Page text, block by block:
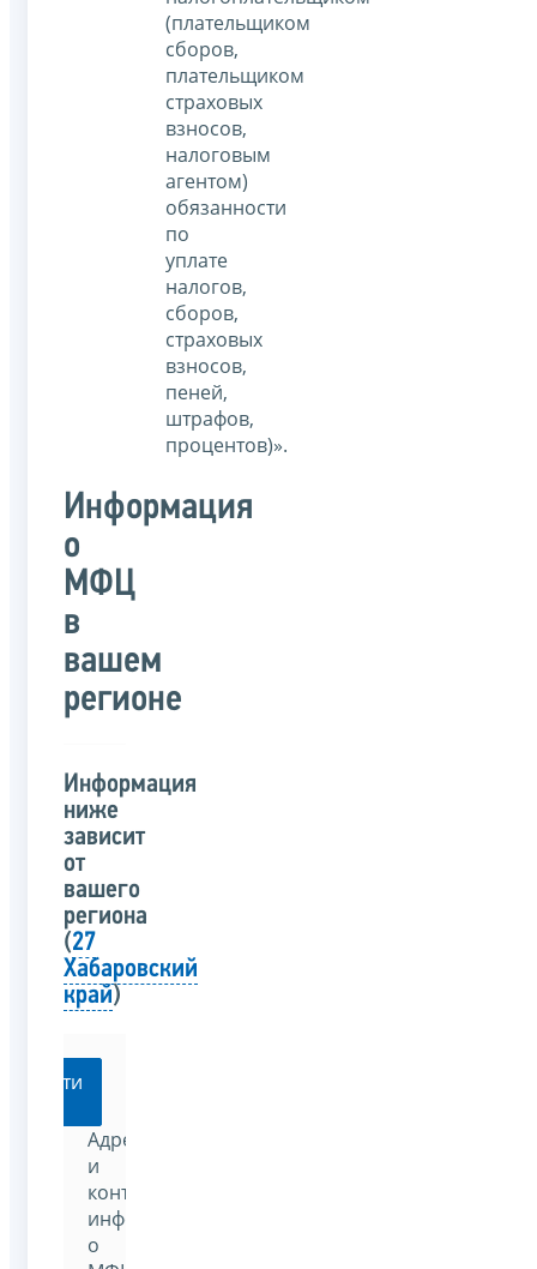
(плательщиком
сборов,
плательщиком
страховых
взносов,
налоговым
агентом)
обязанности
по
уплате
налогов,
сборов,
страховых
взносов,
пеней,
штрафов,
процентов)».
Информация
о
МФЦ
в
вашем
регионе
Информация
ниже
зависит
от
вашего
региона
(27
Хабаровский
край)
Перейти
Адреса
и
контактную
информацию
о